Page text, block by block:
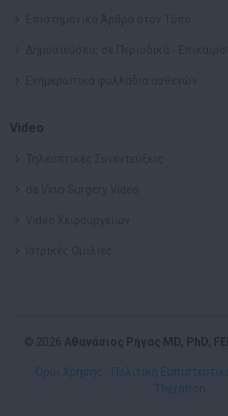
Όροι Χρήσης - Πολιτική
Theratron